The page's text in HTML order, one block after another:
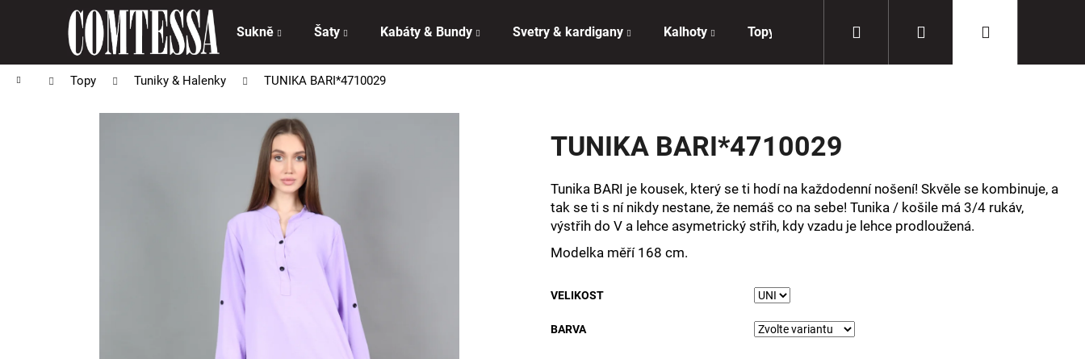
Sukně Šaty Kabáty & Bundy Svetry & kardigany Kalhoty Topy Doplňky Přihlášení
Domů Topy Tuniky & Halenky TUNIKA BARI*4710029
TUNIKA BARI*4710029
Tunika BARI je kousek, který se ti hodí na každodenní nošení! Skvěle se kombinuje, a
tak se ti s ní nikdy nestane, že nemáš co na sebe! Tunika / košile má 3/4 rukáv,
výstřih do V a lehce asymetrický střih, kdy vzadu je lehce prodloužená.
Modelka měří 168 cm.
VELIKOST
BARVA
Zpět
do
obchodu
Zpět
do
obchodu
Co potřebujete najít?
HLEDAT